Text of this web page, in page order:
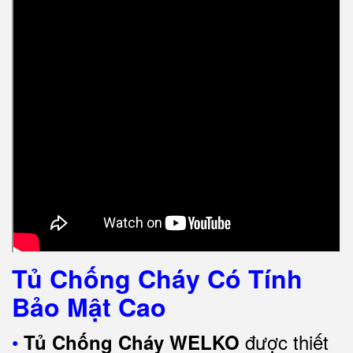
Tủ Chống Cháy Có Tính
Bảo Mật Cao
• Tủ Chống Cháy WELKO được thiết